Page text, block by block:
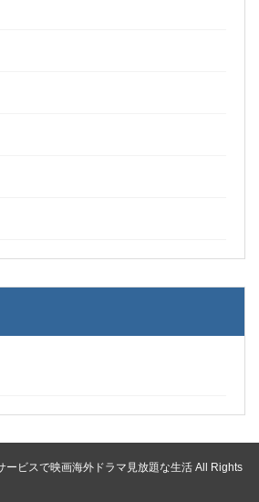
ビスで映画海外ドラマ見放題な生活 All Rights